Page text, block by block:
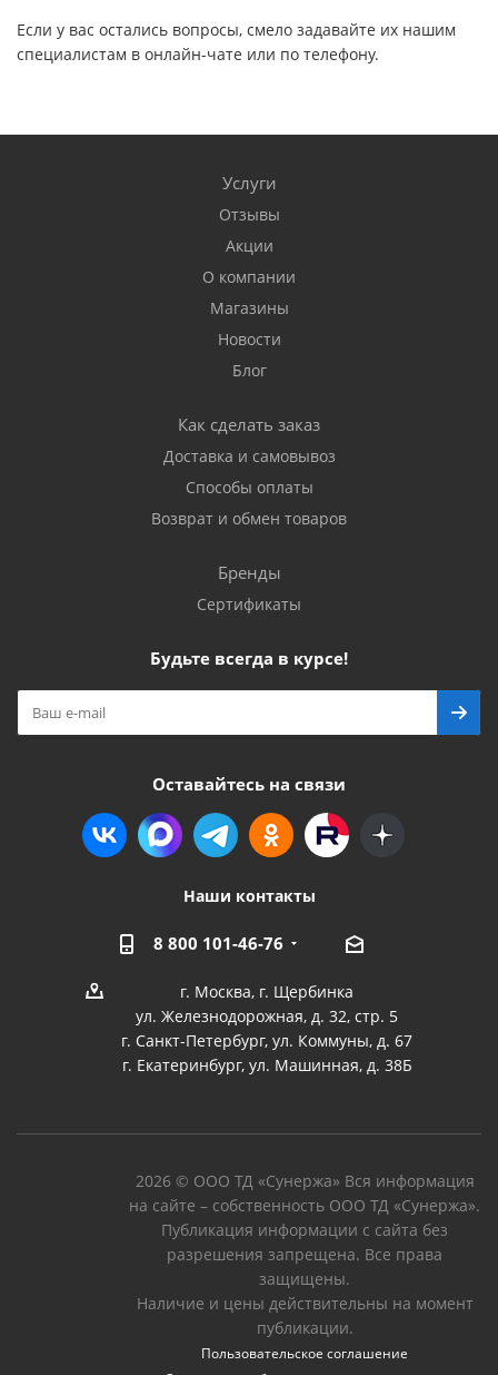
Если у вас остались вопросы, смело задавайте их нашим
специалистам в онлайн-чате или по телефону.
Услуги
Отзывы
Акции
О компании
Магазины
Новости
Блог
Как сделать заказ
Доставка и самовывоз
Способы оплаты
Возврат и обмен товаров
Бренды
Сертификаты
Будьте всегда в курсе!
Оставайтесь на связи
Наши контакты
8 800 101-46-76
г. Москва, г. Щербинка
ул. Железнодорожная, д. 32, стр. 5
г. Санкт-Петербург, ул. Коммуны, д. 67
г. Екатеринбург, ул. Машинная, д. 38Б
2026 © ООО ТД «Сунержа» Вся информация
на сайте – собственность ООО ТД «Сунержа».
Публикация информации с сайта без
разрешения запрещена. Все права
защищены.
Наличие и цены действительны на момент
публикации.
Пользовательское соглашение